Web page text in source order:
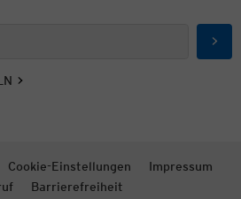
Cookie-Einstellungen
Impressum
Barrierefreiheit